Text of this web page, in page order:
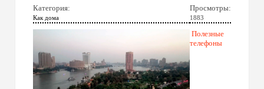
Категория:
Как дома
Просмотры:
1883
Полезные
телефоны